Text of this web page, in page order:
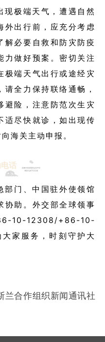
现极端天气，遭遇自然
外出行前，应充分考虑
解必要自救和防灾防疫
力做好预案。密切关注
极端天气出行或途经灾
全力保持联络通畅，
避险，注意防范次生灾
适尽快就诊，如出现传
海关主动申报。
话
部门、中国驻外使领馆
协助。外交部全球领事
10-12308/+86-10-
大家服务，时刻守护大
兰合作组织新闻通讯社